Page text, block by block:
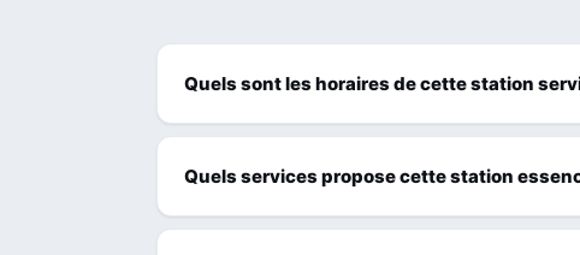
Quels sont les horaires de cette station
Quels services propose cette station